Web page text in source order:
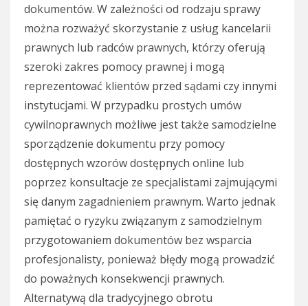
dokumentów. W zależności od rodzaju sprawy
można rozważyć skorzystanie z usług kancelarii
prawnych lub radców prawnych, którzy oferują
szeroki zakres pomocy prawnej i mogą
reprezentować klientów przed sądami czy innymi
instytucjami. W przypadku prostych umów
cywilnoprawnych możliwe jest także samodzielne
sporządzenie dokumentu przy pomocy
dostępnych wzorów dostępnych online lub
poprzez konsultacje ze specjalistami zajmującymi
się danym zagadnieniem prawnym. Warto jednak
pamiętać o ryzyku związanym z samodzielnym
przygotowaniem dokumentów bez wsparcia
profesjonalisty, ponieważ błędy mogą prowadzić
do poważnych konsekwencji prawnych.
Alternatywą dla tradycyjnego obrotu